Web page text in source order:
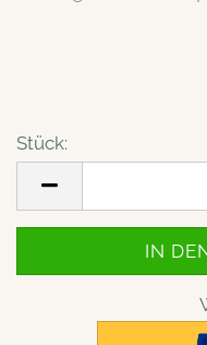
Stück: